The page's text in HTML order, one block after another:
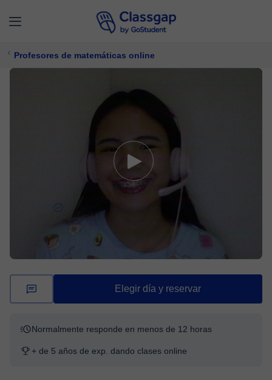
Profesores de matemáticas online
Matemáticas
8 €/clase
Elegir día y reservar
Normalmente responde en menos de 12 horas
+ de 5 años de exp. dando clases online